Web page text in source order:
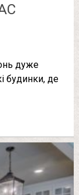
дуже
будинки, де